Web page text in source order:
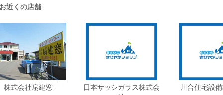
お近くの店舗
株式会社扇建窓
日本サッシガラス株式会
川合住宅設